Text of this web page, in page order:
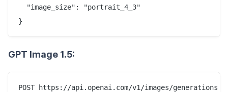
  "image_size": "portrait_4_3"
GPT Image 1.5:
POST https://api.openai.com/v1/images/generations